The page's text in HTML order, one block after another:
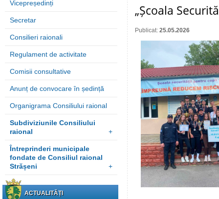
Vicepreședinți
Secretar
Consilieri raionali
Regulament de activitate
Comisii consultative
Anunț de convocare în ședință
Organigrama Consiliului raional
Subdiviziunile Consiliului
raional
+
Întreprinderi municipale
fondate de Consiliul raional
Strășeni
+
ACTUALITĂȚI
„Școala
Publicat: 25.05.2026